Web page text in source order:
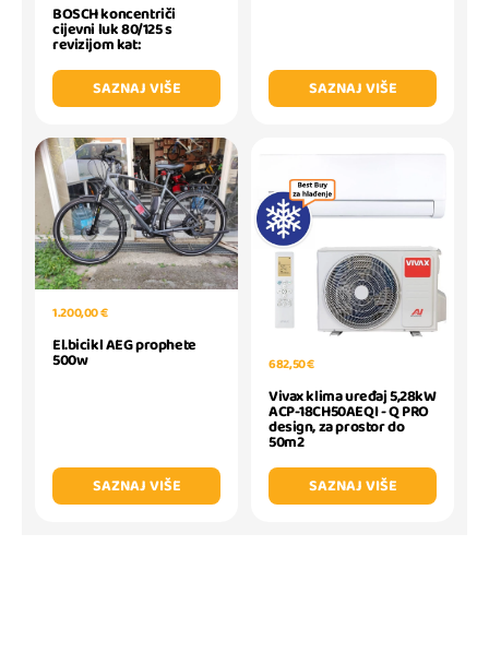
BOSCH koncentriči
cijevni luk 80/125 s
revizijom kat:
SAZNAJ VIŠE
SAZNAJ VIŠE
1.200,00 €
El.bicikl AEG prophete
500w
SAZNAJ VIŠE
682,50 €
Vivax klima uređaj 5,28kW
ACP-18CH50AEQI - Q PRO
design, za prostor do
50m2
SAZNAJ VIŠE